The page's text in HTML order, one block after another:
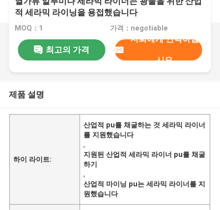
적 세라믹 라이닝을 용접했습니다
MOQ：1 가격：negotiable
최고의 가격
저희에게 연락하십
시오
제품 설명
하이 라이트:
산업적 pu를 채굴하는 것 세라믹 라이너
를 지원했습니다
,
지원된 산업적 세라믹 라이너 pu를 채굴
하기
,
산업적 마이닝 pu는 세라믹 라이너를 지
원했습니다